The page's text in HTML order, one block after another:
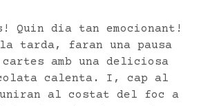
Quin dia tan emocionant!
tarda, faran una pausa
amb una deliciosa
calenta. I, cap al
al costat del foc a